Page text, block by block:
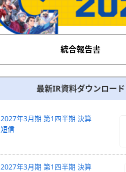
統合報告書
最新IR資料ダウンロード
2027年3月期 第1四半期 決算
短信
2027年3月期 第1四半期 決算